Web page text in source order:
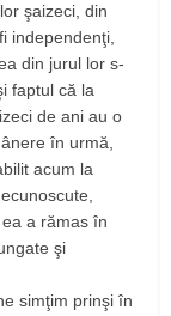
şaizeci, din
independenţi,
din jurul lor s-
faptul că la
de ani au o
în urmă,
acum la
a rămas în
şi
simţim prinşi în